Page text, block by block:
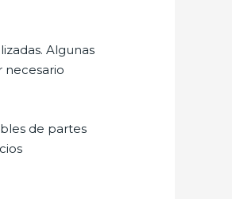
Algunas
necesario
de partes